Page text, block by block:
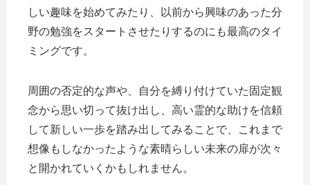
しい趣味を始めてみたり、以前から興味のあった分
野の勉強をスタートさせたりするのにも最高のタイ
ミングです。
周囲の否定的な声や、自分を縛り付けていた固定観
念から思い切って抜け出し、高い霊的な助けを信頼
して新しい一歩を踏み出してみることで、これまで
想像もしなかったような素晴らしい未来の扉が次々
と開かれていくかもしれません。